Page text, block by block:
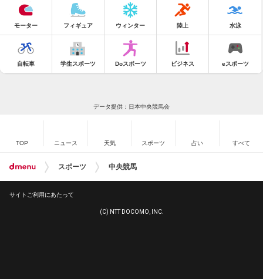
モーター フィギュア ウィンター 陸上 水泳
自転車 学生スポーツ Doスポーツ ビジネス eスポーツ
データ提供：日本中央競馬会
TOP ニュース 天気 スポーツ 占い すべて
スポーツ 中央競馬
サイトご利用にあたって
(C) NTT DOCOMO, INC.